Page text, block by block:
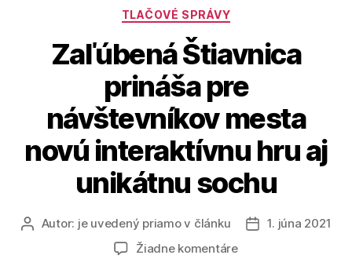
Kategórie
TLAČOVÉ SPRÁVY
Zaľúbená Štiavnica
prináša pre
návštevníkov mesta
novú interaktívnu hru aj
unikátnu sochu
AutorAutor: je uvedený priamo v článku
Dátum
1. júna 2021
Žiadne komentárena